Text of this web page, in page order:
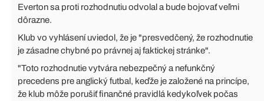
Everton sa proti rozhodnutiu odvolal a bude bojovať veľmi
dôrazne.
Klub vo vyhlásení uviedol, že je "presvedčený, že rozhodnutie
je zásadne chybné po právnej aj faktickej stránke".
"Toto rozhodnutie vytvára nebezpečný a nefunkčný
precedens pre anglický futbal, keďže je založené na princípe,
že klub môže porušiť finančné pravidlá kedykoľvek počas